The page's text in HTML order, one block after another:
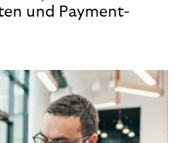
und Payment-